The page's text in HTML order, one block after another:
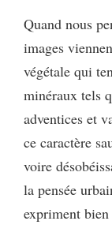
Quand nous
images
végétale qui
minéraux tels
adventices et
ce caractère
voire
la pensée
expriment bien